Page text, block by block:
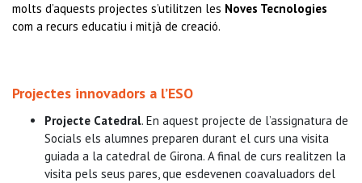
molts d’aquests projectes s’utilitzen les Noves Tecnologies
com a recurs educatiu i mitjà de creació.
Projectes innovadors a l’ESO
Projecte Catedral. En aquest projecte de l’assignatura de
Socials els alumnes preparen durant el curs una visita
guiada a la catedral de Girona. A final de curs realitzen la
visita pels seus pares, que esdevenen coavaluadors del